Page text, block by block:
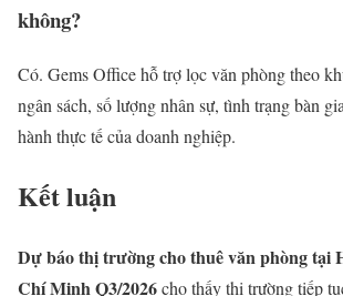
không?
Có. Gems Office hỗ trợ lọc văn phòng theo
ngân sách, số lượng nhân sự, tình trạng bàn
hành thực tế của doanh nghiệp.
Kết luận
Dự báo thị trường cho thuê văn phòng tại
Chí Minh Q3/2026cho thấy thị trường tiếp